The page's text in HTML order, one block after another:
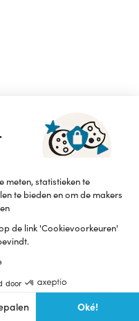
meten, statistieken te
te bieden en om de makers
de link 'Cookievoorkeuren'
door
Oké!